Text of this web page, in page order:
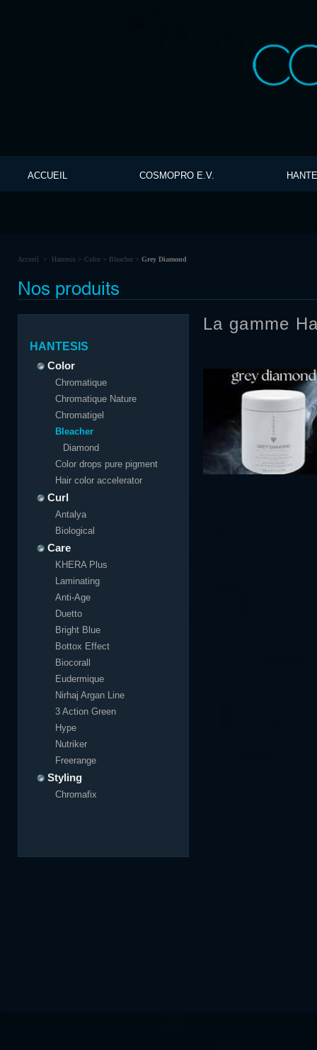
ACCUEIL COSMOPRO E.V.
Accueil > Hantesis > Color > Bleacher > Grey Diamond
Nos produits
HANTESIS
Color
Chromatique
Chromatique Nature
Chromatigel
Bleacher
Diamond
Color drops pure pigment
Hair color accelerator
Curl
Antalya
Biological
Care
KHERA Plus
Laminating
Anti-Age
Duetto
Bright Blue
Bottox Effect
Biocorall
Eudermique
Nirhaj Argan Line
3 Action Green
Hype
Nutriker
Freerange
Styling
Chromafix
La gamme